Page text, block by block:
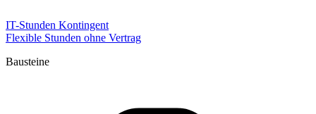
IT-Stunden Kontingent
Flexible Stunden ohne Vertrag
Bausteine